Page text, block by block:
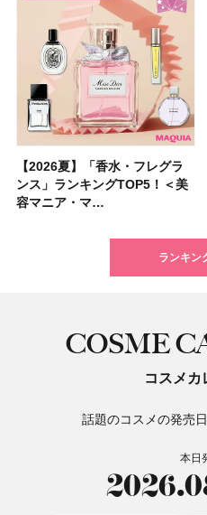
【2026夏】「香水・フレグラ
ンス」ランキングTOP5！＜美
容マニア・マ…
【クリスマスコフレ2026】ク
リニークのホリデーコフレを一
挙紹介！ 人気…
【2026年夏】汗・皮脂に強い
ファンデーション20選！ 滝汗
でも崩れない…
【2026夏】「リップケア」ラ
ンキングTOP5！＜美容マニア
集団・マキア…
【2026夏】「インナーケア・
サプリ」ランキングTOP5！＜
美容マニア集…
【最新】髪のうねり・広がり・
くせ毛におすすめのシャンプー
17選
【フォロー＆いいねで当たる】
中国割烹旅館 掬水亭の宿泊券
を1組2名様にプ…
【全色レビュー】ケイト メロ
ウブラウンアイズ限定色追加！
イエベ・ブルベ別…
ランキン
COSME
コスメカ
話題のコスメの発売
本日